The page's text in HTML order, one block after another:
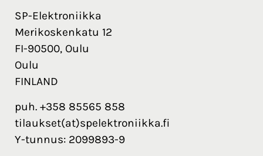
SP-Elektroniikka
Merikoskenkatu 12
FI-90500, Oulu
Oulu
FINLAND
puh. +358 85565 858
tilaukset(at)spelektroniikka.fi
Y-tunnus: 2099893-9